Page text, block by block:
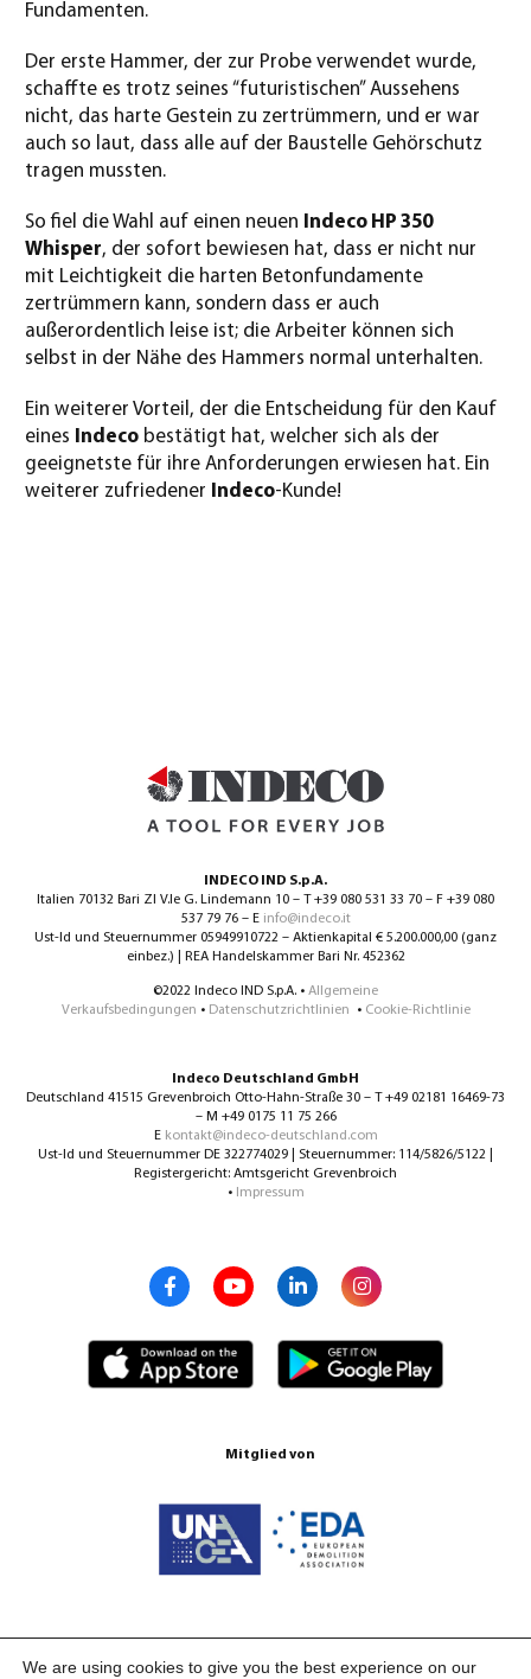
Fundamenten.
Der erste Hammer, der zur Probe verwendet wurde,
schaffte es trotz seines “futuristischen” Aussehens
nicht, das harte Gestein zu zertrümmern, und er war
auch so laut, dass alle auf der Baustelle Gehörschutz
tragen mussten.
So fiel die Wahl auf einen neuen
Indeco HP 350
Whisper, der sofort bewiesen hat, dass er nicht nur
mit Leichtigkeit die harten Betonfundamente
zertrümmern kann, sondern dass er auch
außerordentlich leise ist; die Arbeiter können sich
selbst in der Nähe des Hammers normal unterhalten.
Ein weiterer Vorteil, der die Entscheidung für den Kauf
eines
Indeco bestätigt hat, welcher sich als der
geeignetste für ihre Anforderungen erwiesen hat. Ein
weiterer zufriedener
Indeco-Kunde!
INDECO IND S.p.A.
Italien 70132 Bari ZI V.le G. Lindemann 10 – T +39 080 531 33 70 – F +39 080
537 79 76 – E info@indeco.it
Ust-Id und Steuernummer 05949910722 – Aktienkapital € 5.200.000,00 (ganz
einbez.) | REA Handelskammer Bari Nr. 452362
©2022 Indeco IND S.p.A. • Allgemeine
Verkaufsbedingungen • Datenschutzrichtlinien • Cookie-Richtlinie
Indeco Deutschland GmbH
Deutschland 41515 Grevenbroich Otto-Hahn-Straße 30 – T +49 02181 16469-73
– M +49 0175 11 75 266
E kontakt@indeco-deutschland.com
Ust-Id und Steuernummer DE 322774029 | Steuernummer: 114/5826/5122 |
Registergericht: Amtsgericht Grevenbroich
• Impressum
Mitglied von
We are using cookies to give you the best experience on our